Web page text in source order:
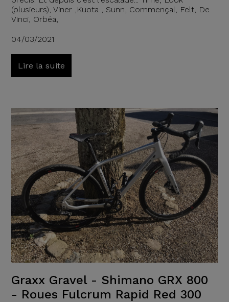
(plusieurs), Viner ,Kuota , Sunn, Commençal, Felt, De
Vinci, Orbéa,
04/03/2021
Lire la suite
Graxx Gravel - Shimano GRX 800
- Roues Fulcrum Rapid Red 300